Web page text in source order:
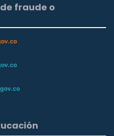
fraude o